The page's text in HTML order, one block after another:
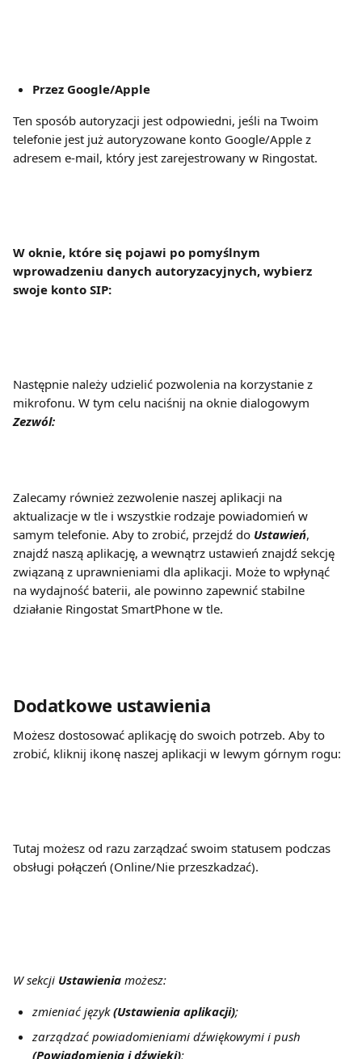
Przez Google/Apple
Ten sposób autoryzacji jest odpowiedni, jeśli na Twoim
telefonie jest już autoryzowane konto Google/Apple z
adresem e-mail, który jest zarejestrowany w Ringostat.
W oknie, które się pojawi po pomyślnym
wprowadzeniu danych autoryzacyjnych, wybierz
swoje konto SIP:
Następnie należy udzielić pozwolenia na korzystanie z
mikrofonu. W tym celu naciśnij na oknie dialogowym
Zezwól:
Zalecamy również zezwolenie naszej aplikacji na
aktualizacje w tle i wszystkie rodzaje powiadomień w
samym telefonie. Aby to zrobić, przejdź do Ustawień,
znajdź naszą aplikację, a wewnątrz ustawień znajdź sekcję
związaną z uprawnieniami dla aplikacji. Może to wpłynąć
na wydajność baterii, ale powinno zapewnić stabilne
działanie Ringostat SmartPhone w tle.
Dodatkowe ustawienia
Możesz dostosować aplikację do swoich potrzeb. Aby to
zrobić, kliknij ikonę naszej aplikacji w lewym górnym rogu:
Tutaj możesz od razu zarządzać swoim statusem podczas
obsługi połączeń (Online/Nie przeszkadzać).
W sekcji Ustawienia możesz:
zmieniać język (Ustawienia aplikacji);
zarządzać powiadomieniami dźwiękowymi i push
(Powiadomienia i dźwięki);